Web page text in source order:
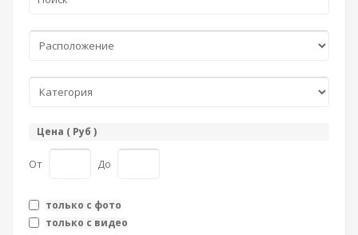
Цена ( Руб )
От До
только с фото
только с видео